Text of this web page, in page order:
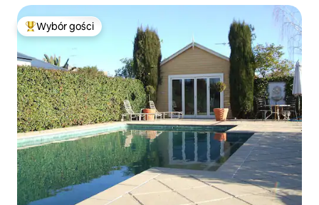
Najpopularniejsze z kategorii Wybór gości
Wybór gości